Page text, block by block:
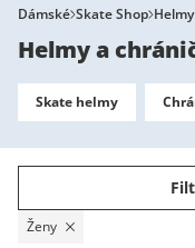
Dámské Skate Shop
Helmy a
Skate helmy
Ženy